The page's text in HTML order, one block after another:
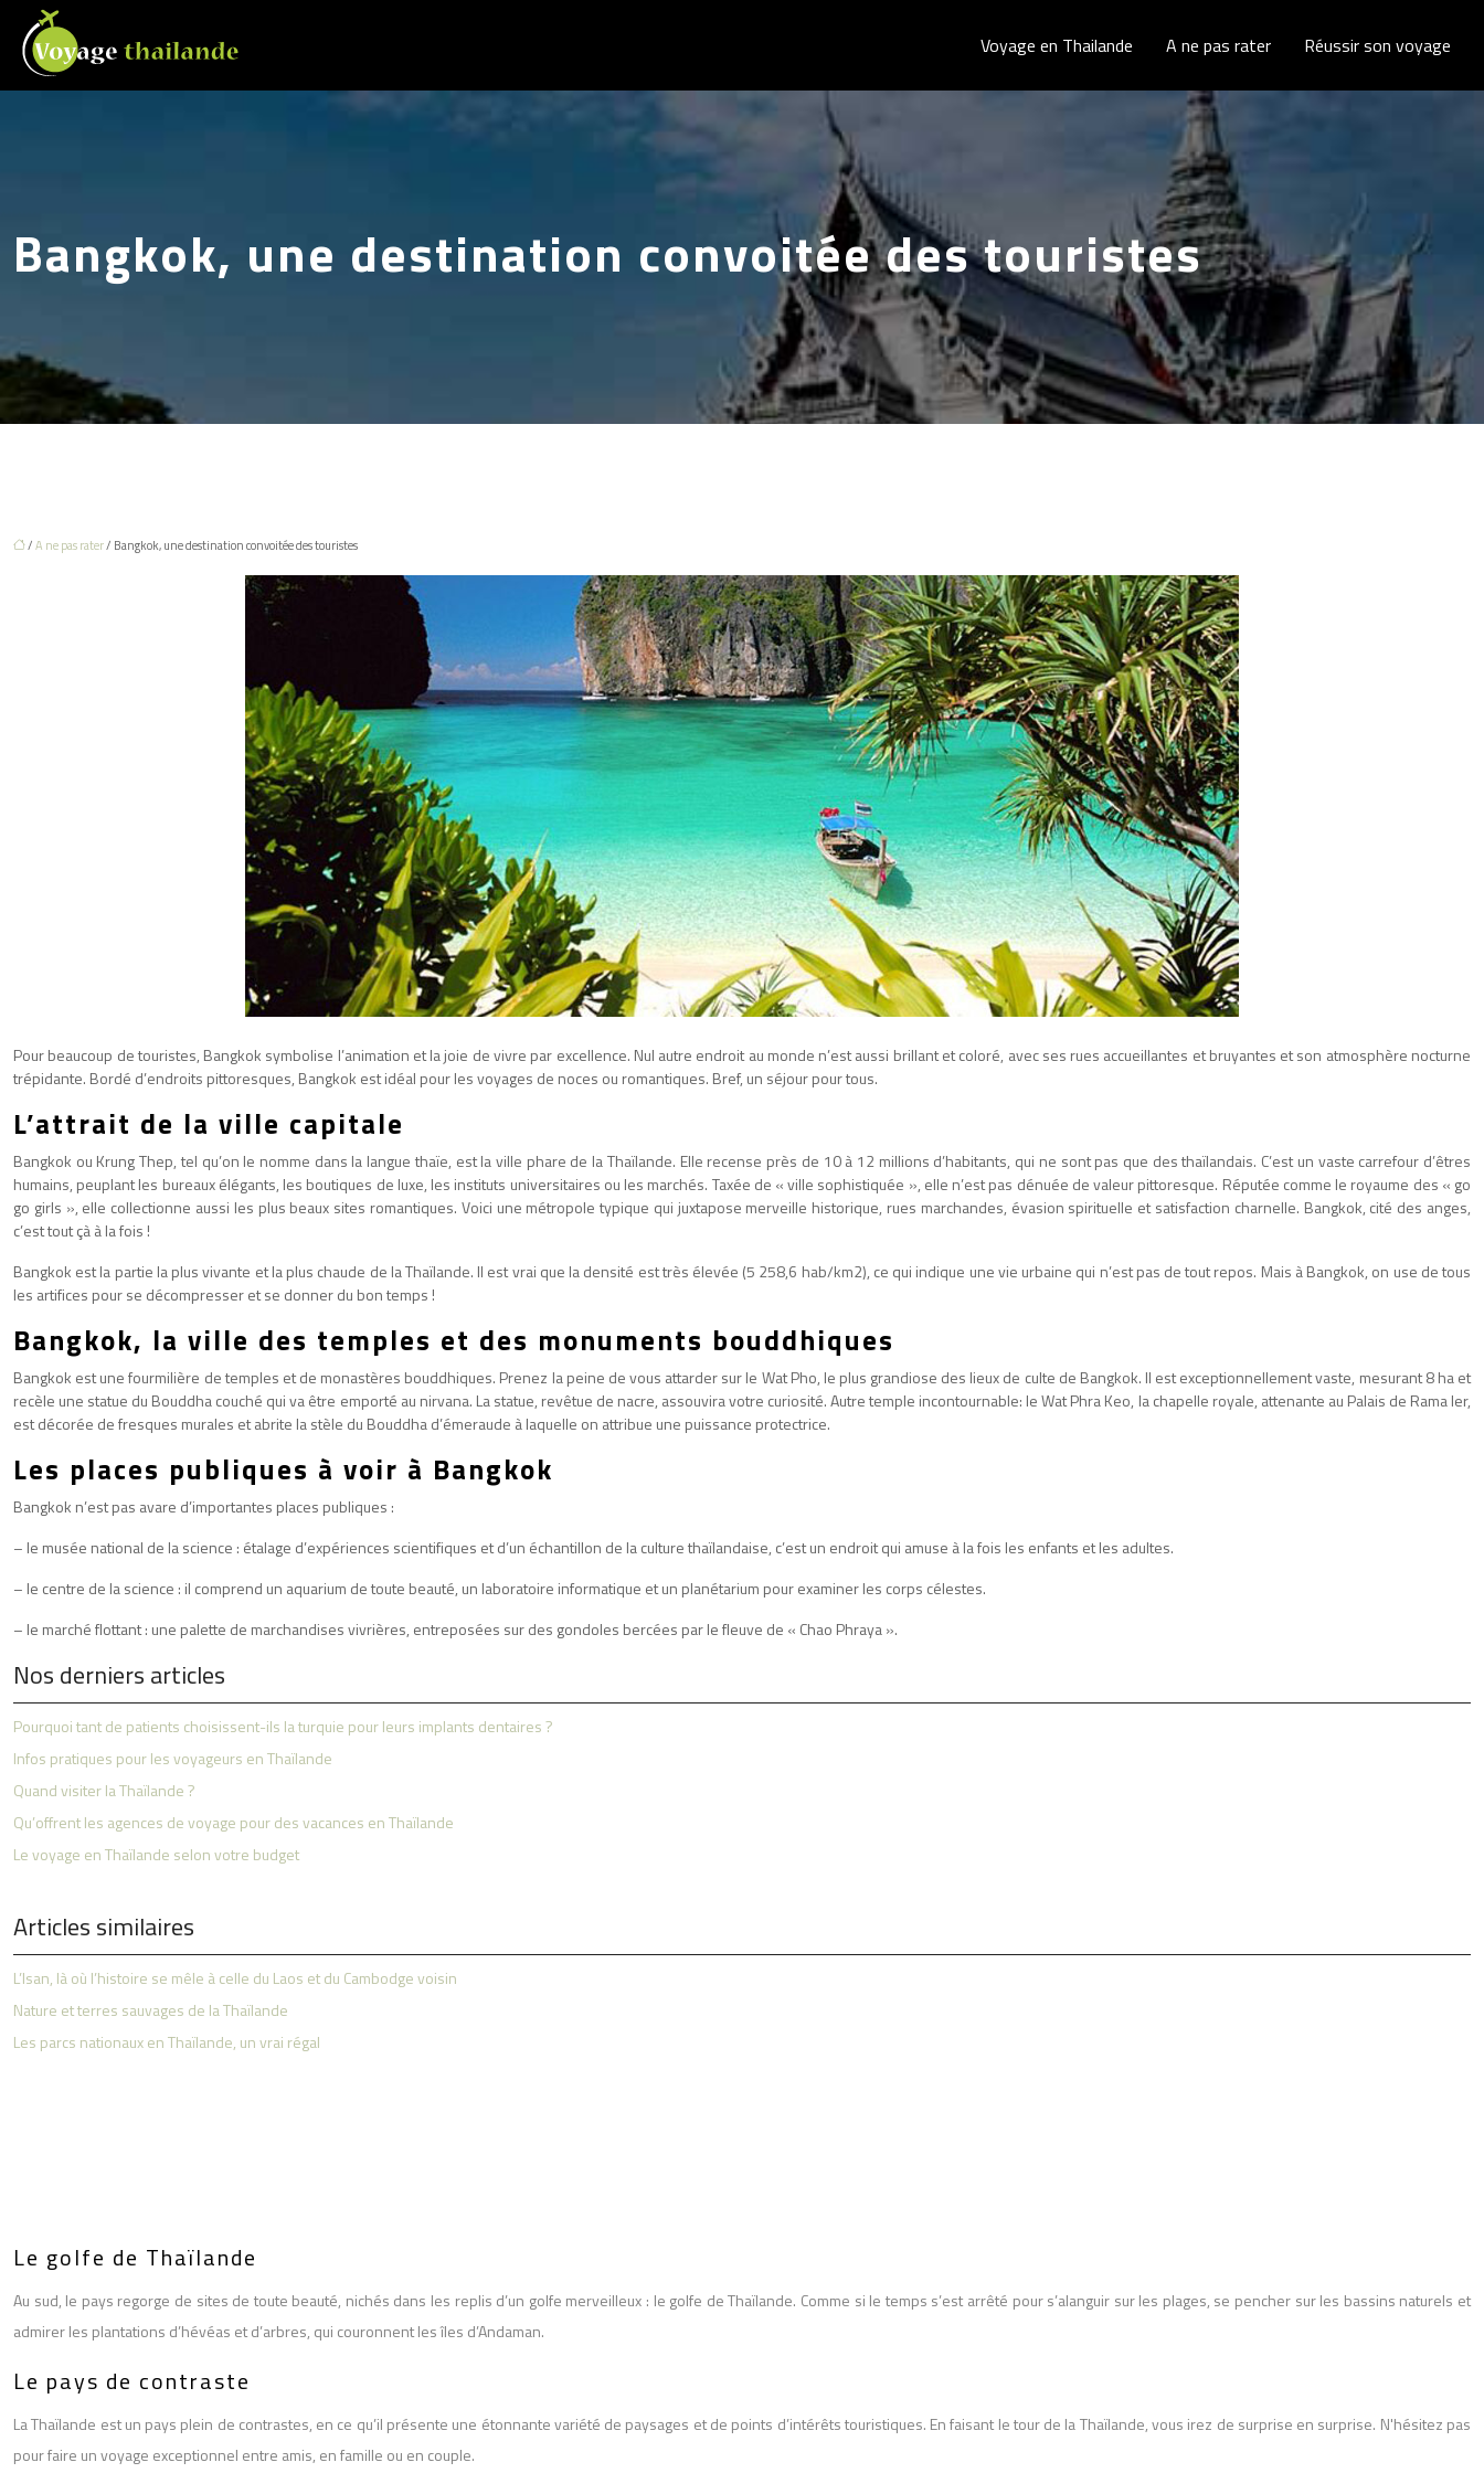
Voyage en Thailande A ne pas rater Réussir son voyage
Bangkok, une destination convoitée des touristes
/A ne pas rater/ Bangkok, une destination convoitée des touristes
Pour beaucoup de touristes, Bangkok symbolise l’animation et la joie de vivre par excellence. Nul autre endroit au monde n’est aussi brillant et coloré, avec ses rues accueillantes et bruyantes et son atmosphère nocturne
trépidante. Bordé d’endroits pittoresques, Bangkok est idéal pour les voyages de noces ou romantiques. Bref, un séjour pour tous.
L’attrait de la ville capitale
Bangkok ou Krung Thep, tel qu’on le nomme dans la langue thaïe, est la ville phare de la Thaïlande. Elle recense près de 10 à 12 millions d’habitants, qui ne sont pas que des thaïlandais. C’est un vaste carrefour d’êtres
humains, peuplant les bureaux élégants, les boutiques de luxe, les instituts universitaires ou les marchés. Taxée de « ville sophistiquée », elle n’est pas dénuée de valeur pittoresque. Réputée comme le royaume des « go
go girls », elle collectionne aussi les plus beaux sites romantiques. Voici une métropole typique qui juxtapose merveille historique, rues marchandes, évasion spirituelle et satisfaction charnelle. Bangkok, cité des anges,
c’est tout çà à la fois !
Bangkok est la partie la plus vivante et la plus chaude de la Thaïlande. Il est vrai que la densité est très élevée (5 258,6 hab/km2), ce qui indique une vie urbaine qui n’est pas de tout repos. Mais à Bangkok, on use de tous
les artifices pour se décompresser et se donner du bon temps !
Bangkok, la ville des temples et des monuments bouddhiques
Bangkok est une fourmilière de temples et de monastères bouddhiques. Prenez la peine de vous attarder sur le Wat Pho, le plus grandiose des lieux de culte de Bangkok. Il est exceptionnellement vaste, mesurant 8 ha et
recèle une statue du Bouddha couché qui va être emporté au nirvana. La statue, revêtue de nacre, assouvira votre curiosité. Autre temple incontournable: le Wat Phra Keo, la chapelle royale, attenante au Palais de Rama Ier,
est décorée de fresques murales et abrite la stèle du Bouddha d’émeraude à laquelle on attribue une puissance protectrice.
Les places publiques à voir à Bangkok
Bangkok n’est pas avare d’importantes places publiques :
– le musée national de la science : étalage d’expériences scientifiques et d’un échantillon de la culture thaïlandaise, c’est un endroit qui amuse à la fois les enfants et les adultes.
– le centre de la science : il comprend un aquarium de toute beauté, un laboratoire informatique et un planétarium pour examiner les corps célestes.
– le marché flottant : une palette de marchandises vivrières, entreposées sur des gondoles bercées par le fleuve de « Chao Phraya ».
Nos derniers articles
Pourquoi tant de patients choisissent-ils la turquie pour leurs implants dentaires ?
Infos pratiques pour les voyageurs en Thaïlande
Quand visiter la Thaïlande ?
Qu’offrent les agences de voyage pour des vacances en Thaïlande
Le voyage en Thaïlande selon votre budget
Articles similaires
L’Isan, là où l’histoire se mêle à celle du Laos et du Cambodge voisin
Nature et terres sauvages de la Thaïlande
Les parcs nationaux en Thaïlande, un vrai régal
Le golfe de Thaïlande
Au sud, le pays regorge de sites de toute beauté, nichés dans les replis d’un golfe merveilleux : le golfe de Thaïlande. Comme si le temps s’est arrêté pour s’alanguir sur les plages, se pencher sur les bassins naturels et
admirer les plantations d’hévéas et d’arbres, qui couronnent les îles d’Andaman.
Le pays de contraste
La Thaïlande est un pays plein de contrastes, en ce qu’il présente une étonnante variété de paysages et de points d’intérêts touristiques. En faisant le tour de la Thaïlande, vous irez de surprise en surprise. N'hésitez pas
pour faire un voyage exceptionnel entre amis, en famille ou en couple.